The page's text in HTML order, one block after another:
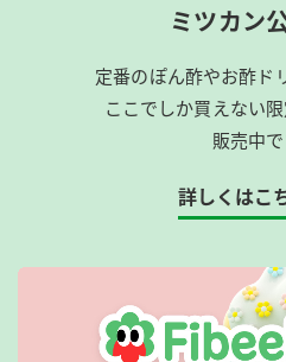
ミツカン
定番のぽん酢やお酢ド
ここでしか買えない
販売中で
詳しくはこ